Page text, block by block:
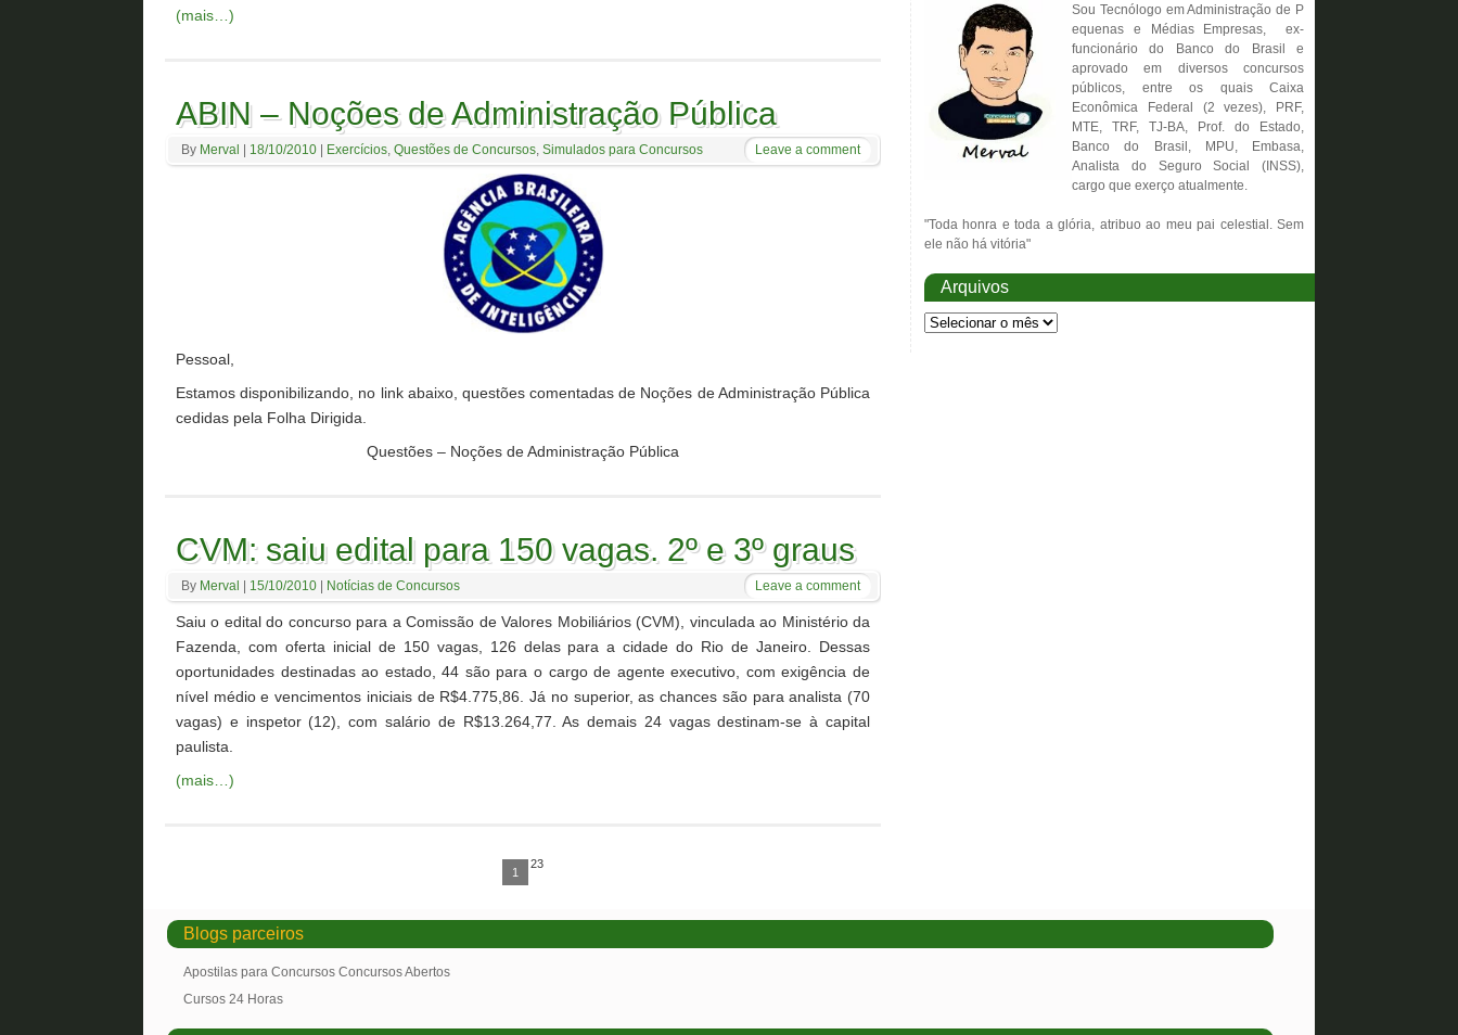
(mais…)
ABIN – Noções de Administração Pública
By Merval 18/10/2010 Exercícios, Questões de Concursos, Simulados para Concursos Leave a comment
Pessoal,
Estamos disponibilizando, no link abaixo, questões comentadas de Noções de Administração Pública
cedidas pela Folha Dirigida.
Questões – Noções de Administração Pública
CVM: saiu edital para 150 vagas. 2º e 3º graus
By Merval 15/10/2010 Notícias de Concursos Leave a comment
Saiu o edital do concurso para a Comissão de Valores Mobiliários (CVM), vinculada ao Ministério da
Fazenda, com oferta inicial de 150 vagas, 126 delas para a cidade do Rio de Janeiro. Dessas
oportunidades destinadas ao estado, 44 são para o cargo de agente executivo, com exigência de
nível médio e vencimentos iniciais de R$4.775,86. Já no superior, as chances são para analista (70
vagas) e inspetor (12), com salário de R$13.264,77. As demais 24 vagas destinam-se à capital
paulista.
(mais…)
1
23
Sou Tecnólogo em Administração de P
equenas e Médias Empresas, ex-
funcionário do Banco do Brasil e
aprovado em diversos concursos
públicos, entre os quais Caixa
Econômica Federal (2 vezes), PRF,
MTE, TRF, TJ-BA, Prof. do Estado,
Banco do Brasil, MPU, Embasa,
Analista do Seguro Social (INSS),
cargo que exerço atualmente.
"Toda honra e toda a glória, atribuo ao meu pai celestial. Sem
ele não há vitória"
Arquivos
Blogs parceiros
Apostilas para Concursos Concursos Abertos
Cursos 24 Horas